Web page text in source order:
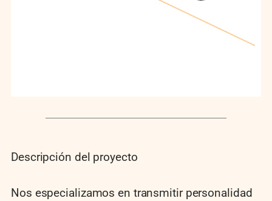
Descripción del proyecto
Nos especializamos en transmitir personalidad